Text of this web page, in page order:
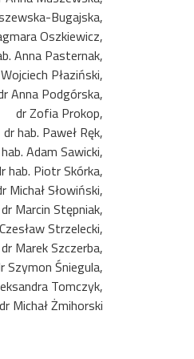
Bugajska,
Oszkiewicz,
Anna Pasternak,
Płaziński,
Anna Podgórska,
dr Zofia Prokop,
dr hab. Paweł Ręk,
Adam Sawicki,
hab. Piotr Skórka,
Michał Słowiński,
dr Marcin Stępniak,
Strzelecki,
dr Marek Szczerba,
Szymon Śniegula,
Tomczyk,
dr Michał Żmihorski